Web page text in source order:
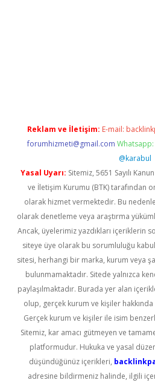
Reklam ve İletişim: E-mail:
forumhizmeti@gmail.com
@karabul
Yasal Uyarı: Sitemiz, 5651 Sayılı
ve İletişim Kurumu (BTK) tarafından
olarak hizmet vermektedir. Bu
olarak denetleme veya araştırma
Ancak, üyelerimiz yazdıkları içeriklerin
siteye üye olarak bu sorumluluğu
sitesi, herhangi bir marka, kurum veya
bulunmamaktadır. Sitede yalnızca
paylaşılmaktadır. Burada yer alan
olup, gerçek kurum ve kişiler hakkında
Gerçek kurum ve kişiler ile isim
Sitemiz, kar amacı gütmeyen ve
platformudur. Hukuka ve yasal
düşündüğünüz içerikleri,
adresine bildirmeniz halinde, ilgili